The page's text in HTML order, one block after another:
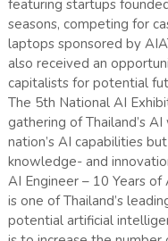
featuring startups
seasons, competing for
laptops sponsored by
also received an
capitalists for potential
The 5th National AI
gathering of Thailand’s
nation’s AI capabilities
knowledge- and
AI Engineer – 10 Years
is one of Thailand’s
potential artificial